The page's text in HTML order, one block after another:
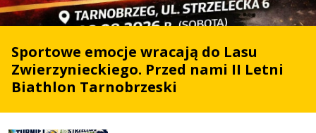
Sportowe emocje wracają do Lasu
Zwierzynieckiego. Przed nami II Letni
Biathlon Tarnobrzeski